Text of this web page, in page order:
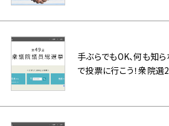
手ぶらでもOK、何も知
で投票に行こう！衆院選